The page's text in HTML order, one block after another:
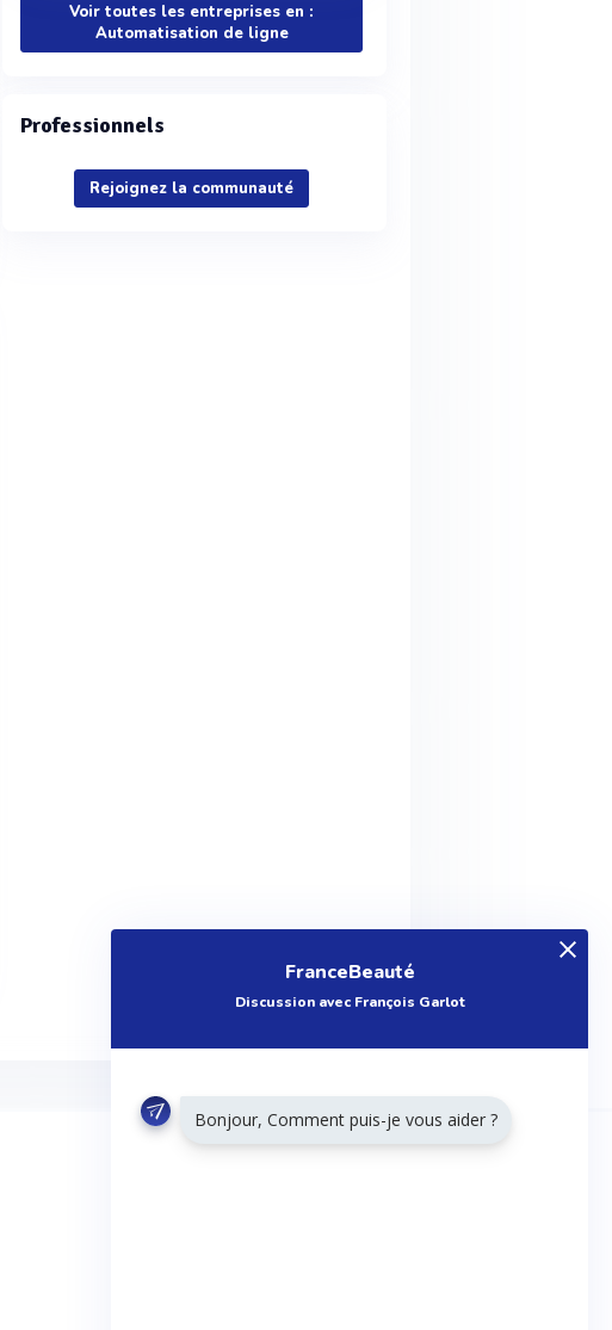
Voir toutes les entreprises en :
Automatisation de ligne
Professionnels
Rejoignez la communauté
FranceBeauté
Discussion avec François Garlot
Bonjour, Comment puis-je vous aider ?